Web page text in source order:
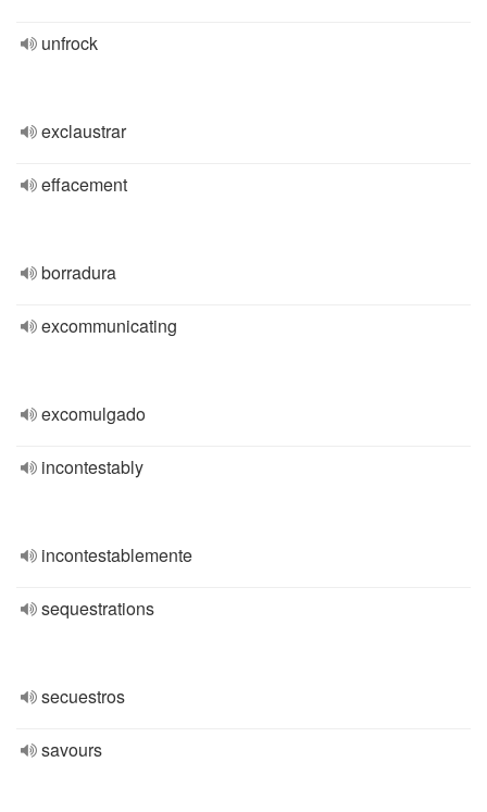
unfrock
exclaustrar
effacement
borradura
excommunicating
excomulgado
incontestably
incontestablemente
sequestrations
secuestros
savours